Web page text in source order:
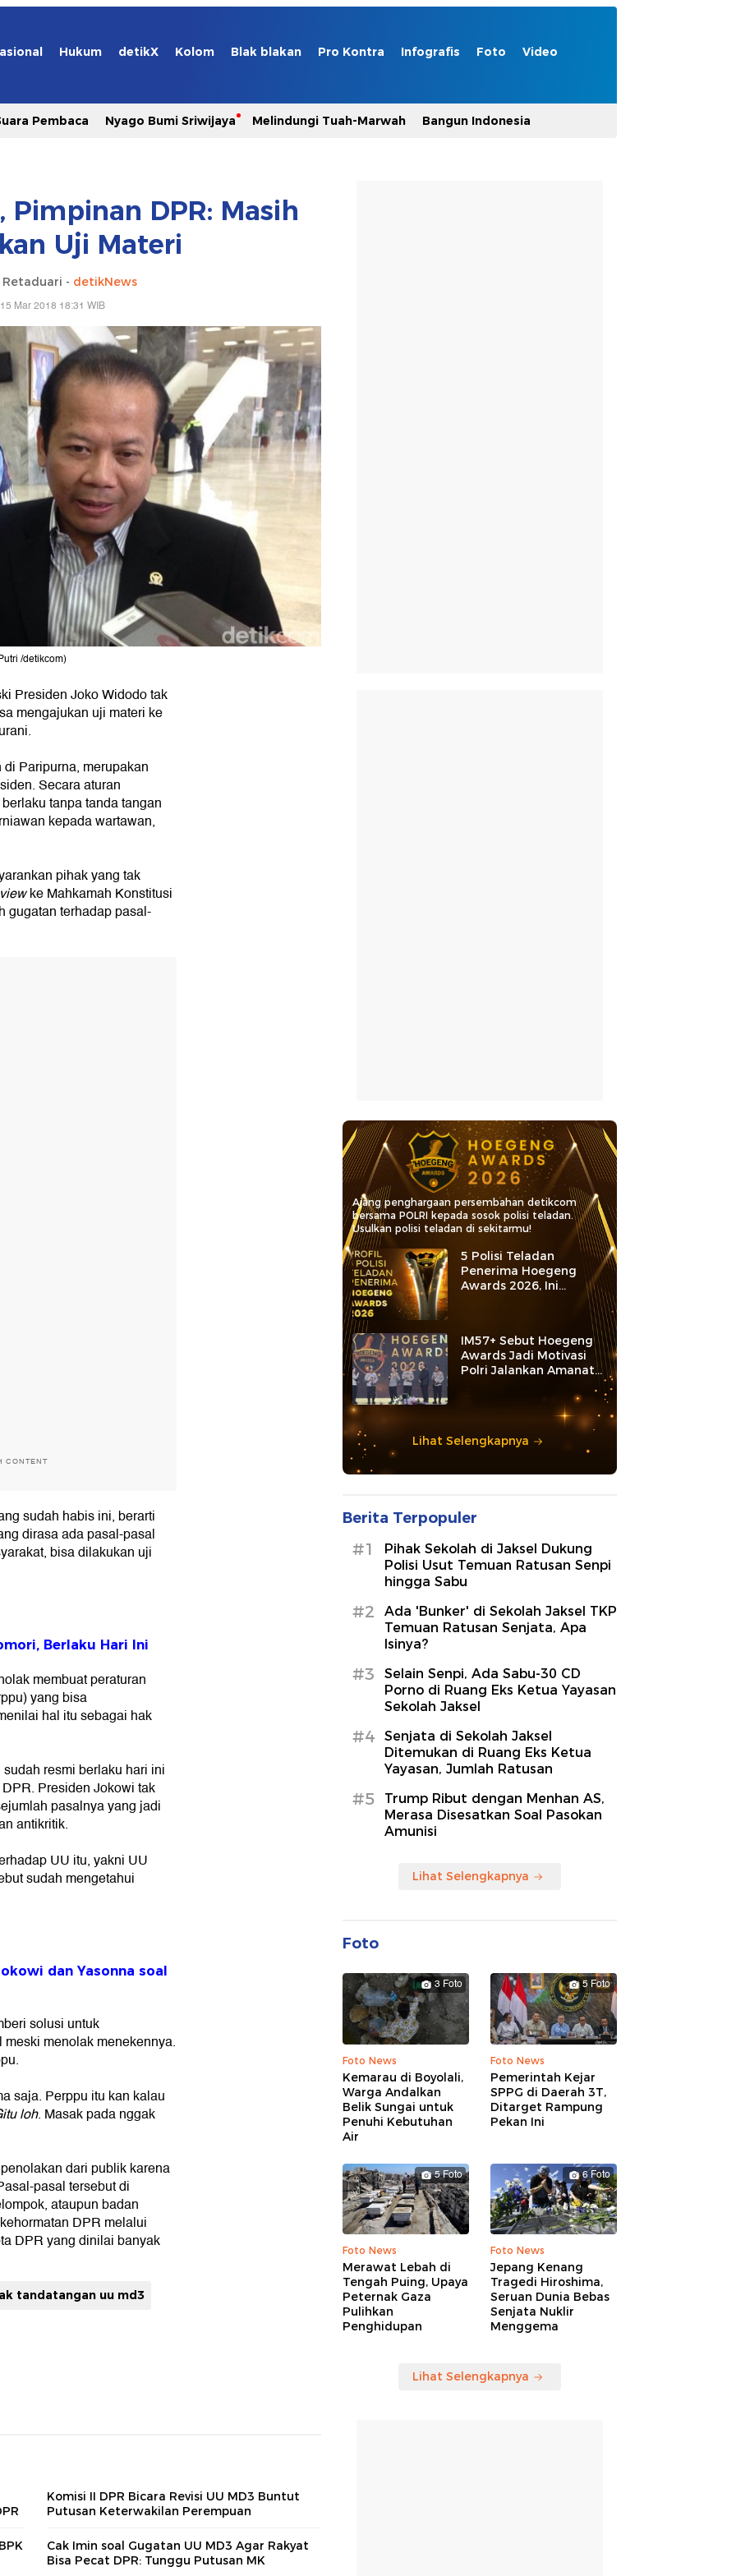
Hukum detikX Kolom Blak blakan Pro Kontra Infografis Foto Video
Pembaca Nyago Bumi Sriwijaya Melindungi Tuah-Marwah Bangun Indonesia
Pimpinan DPR: Masih
Uji Materi
- detikNews
Mar 2018 18:31 WIB
/detikcom)
Presiden Joko Widodo tak
mengajukan uji materi ke
Paripurna, merupakan
Secara aturan
tanpa tanda tangan
kepada wartawan,
pihak yang tak
ke Mahkamah Konstitusi
gugatan terhadap pasal-
CONTENT
sudah habis ini, berarti
dirasa ada pasal-pasal
bisa dilakukan uji
Berlaku Hari Ini
membuat peraturan
yang bisa
hal itu sebagai hak
resmi berlaku hari ini
Presiden Jokowi tak
pasalnya yang jadi
antikritik.
UU itu, yakni UU
sudah mengetahui
dan Yasonna soal
solusi untuk
menolak menekennya.
saja. Perppu itu kan kalau
loh. Masak pada nggak
dari publik karena
pasal tersebut di
ataupun badan
DPR melalui
DPR yang dinilai banyak
tandatangan uu md3
Komisi II DPR Bicara Revisi UU MD3 Buntut
Putusan Keterwakilan Perempuan
Cak Imin soal Gugatan UU MD3 Agar Rakyat
Bisa Pecat DPR: Tunggu Putusan MK
Ajang penghargaan persembahan detikcom
bersama POLRI kepada sosok polisi teladan.
Usulkan polisi teladan di sekitarmu!
5 Polisi Teladan
Penerima Hoegeng
Awards 2026, Ini
Kategori dan Kiprahnya
IM57+ Sebut Hoegeng
Awards Jadi Motivasi
Polri Jalankan Amanat
Lihat Selengkapnya
Berita Terpopuler
#1
Pihak Sekolah di Jaksel Dukung
Polisi Usut Temuan Ratusan Senpi
hingga Sabu
#2
Ada 'Bunker' di Sekolah Jaksel TKP
Temuan Ratusan Senjata, Apa
Isinya?
#3
Selain Senpi, Ada Sabu-30 CD
Porno di Ruang Eks Ketua Yayasan
Sekolah Jaksel
#4
Senjata di Sekolah Jaksel
Ditemukan di Ruang Eks Ketua
Yayasan, Jumlah Ratusan
#5
Trump Ribut dengan Menhan AS,
Merasa Disesatkan Soal Pasokan
Amunisi
Lihat Selengkapnya
Foto
3 Foto
Foto News
Kemarau di Boyolali,
Warga Andalkan
Belik Sungai untuk
Penuhi Kebutuhan
Air
5 Foto
Foto News
Pemerintah Kejar
SPPG di Daerah 3T,
Ditarget Rampung
Pekan Ini
5 Foto
Foto News
Merawat Lebah di
Tengah Puing, Upaya
Peternak Gaza
Pulihkan
Penghidupan
6 Foto
Foto News
Jepang Kenang
Tragedi Hiroshima,
Seruan Dunia Bebas
Senjata Nuklir
Menggema
Lihat Selengkapnya